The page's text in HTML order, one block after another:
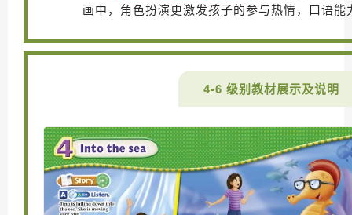
画中，角色扮演更激发孩子的参与热情，口语
4-6 级别教材展示及说明